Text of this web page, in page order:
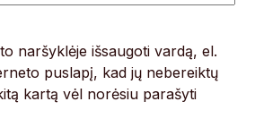
naršyklėje išsaugoti vardą, el.
puslapį, kad jų nebereiktų
kartą vėl norėsiu parašyti